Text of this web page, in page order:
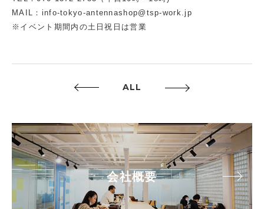
MAIL：info-tokyo-antennashop@tsp-work.jp
※イベント期間内の土日祝日は営業
ALL
会社概要